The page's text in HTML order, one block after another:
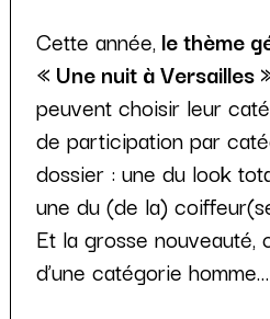
Cette année,le thème
« Une nuit à Versailles
peuvent choisir leur
de participation par
dossier : une du look
une du (de la)
Et la grosse nouveauté,
d’une catégorie